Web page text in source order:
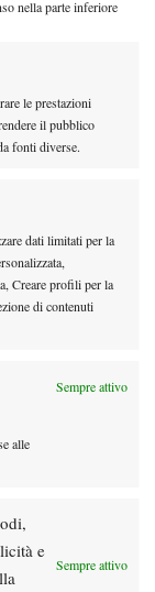
nella parte inferiore
le prestazioni
il pubblico
fonti diverse.
dati limitati per la
Creare profili per la
di contenuti
Sempre attivo
alle
e
Sempre attivo
via la
torneo. Una su tutte:
Norrie
folle su de
dopo aver